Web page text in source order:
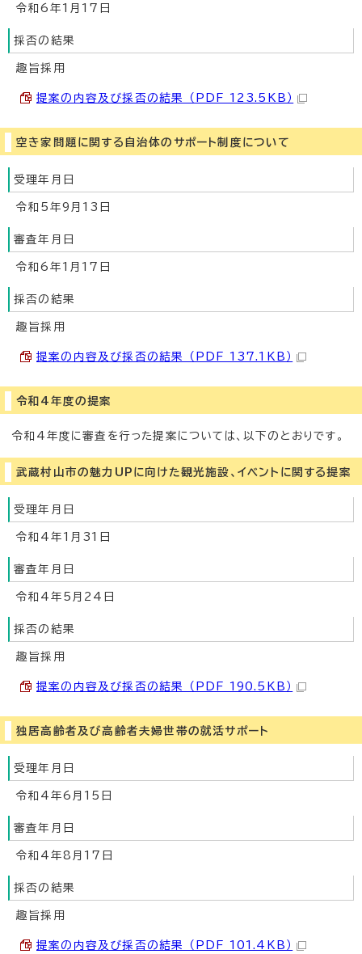
令和6年1月17日
採否の結果
趣旨採用
提案の内容及び採否の結果 （PDF 123.5KB）
空き家問題に関する自治体のサポート制度について
受理年月日
令和5年9月13日
審査年月日
令和6年1月17日
採否の結果
趣旨採用
提案の内容及び採否の結果 （PDF 137.1KB）
令和4年度の提案
令和4年度に審査を行った提案については、以下のとおりです。
武蔵村山市の魅力UPに向けた観光施設、イベントに関する提案
受理年月日
令和4年1月31日
審査年月日
令和4年5月24日
採否の結果
趣旨採用
提案の内容及び採否の結果 （PDF 190.5KB）
独居高齢者及び高齢者夫婦世帯の就活サポート
受理年月日
令和4年6月15日
審査年月日
令和4年8月17日
採否の結果
趣旨採用
提案の内容及び採否の結果 （PDF 101.4KB）